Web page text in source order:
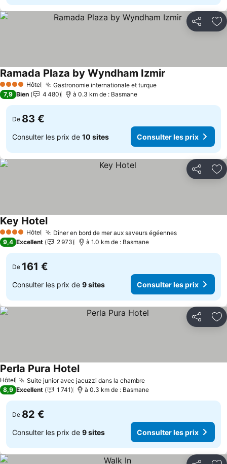
Partager
4 Étoiles Hôtel Gastronomie internationale et turqueConsulter les prix
Ramada Plaza by Wyndham Izmir
7,9 Bien 4 480 à 0.3 km de : Basmane
De 83 €
Consulter les prix de 10 sites Consulter les prix
Partager
4 Étoiles Hôtel Dîner en bord de mer aux saveurs égéennesConsulter
Key HotelConsulter les prix
9,4 Excellent 2 973 à 1.0 km de : Basmane
De 161 €
Consulter les prix de 9 sites Consulter les prix
Partager
Hôtel Suite junior avec jacuzzi dans la chambreConsulter les prix
Perla Pura HotelConsulter les prix
8,9 Excellent 1 741 à 0.3 km de : Basmane
De 82 €
Consulter les prix de 9 sites Consulter les prix